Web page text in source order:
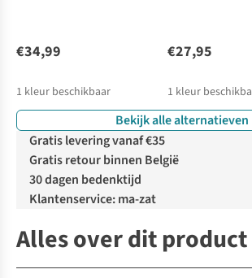
€34,99
1 kleur beschikbaar
€27,95
1 kleur
Bekijk alle alternatieven
Gratis levering vanaf €35
Gratis retour binnen België
30 dagen bedenktijd
Klantenservice: ma-zat
Alles over dit product